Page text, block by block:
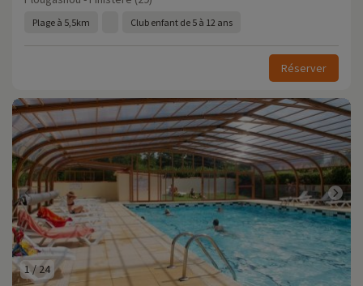
Plage à 5,5km Club enfant de 5 à 12 ans
Réserver
1/24